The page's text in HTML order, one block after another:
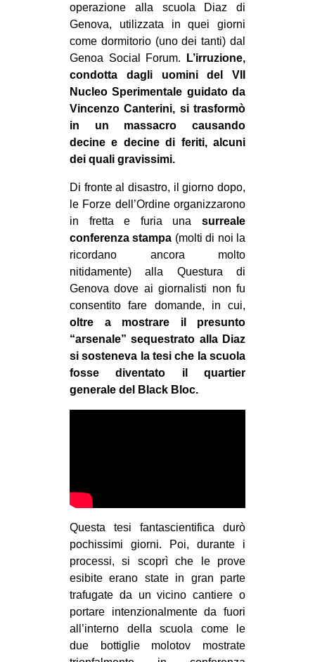
operazione alla scuola Diaz di
Genova, utilizzata in quei giorni
come dormitorio (uno dei tanti) dal
Genoa Social Forum.
L’irruzione,
condotta dagli uomini del VII
Nucleo Sperimentale guidato da
Vincenzo Canterini, si trasformò
in un massacro causando
decine e decine di feriti, alcuni
dei quali gravissimi.
Di fronte al disastro, il giorno dopo,
le Forze dell’Ordine organizzarono
in fretta e furia una surreale
conferenza stampa (molti di noi la
ricordano ancora molto
nitidamente) alla Questura di
Genova dove ai giornalisti non fu
consentito fare domande, in cui,
oltre a mostrare il presunto
“arsenale” sequestrato alla Diaz
si sosteneva la tesi che la scuola
fosse diventato il quartier
generale del Black Bloc.
Questa tesi fantascientifica durò
pochissimi giorni. Poi, durante i
processi, si scoprì che le prove
esibite erano state in gran parte
trafugate da un vicino cantiere o
portare intenzionalmente da fuori
all’interno della scuola come le
due bottiglie molotov mostrate